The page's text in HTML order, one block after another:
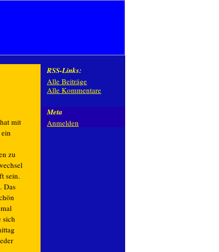
mit
zu
sein.
Das
sich
RSS-Links:
Alle Beiträge
Alle Kommentare
Meta
Anmelden